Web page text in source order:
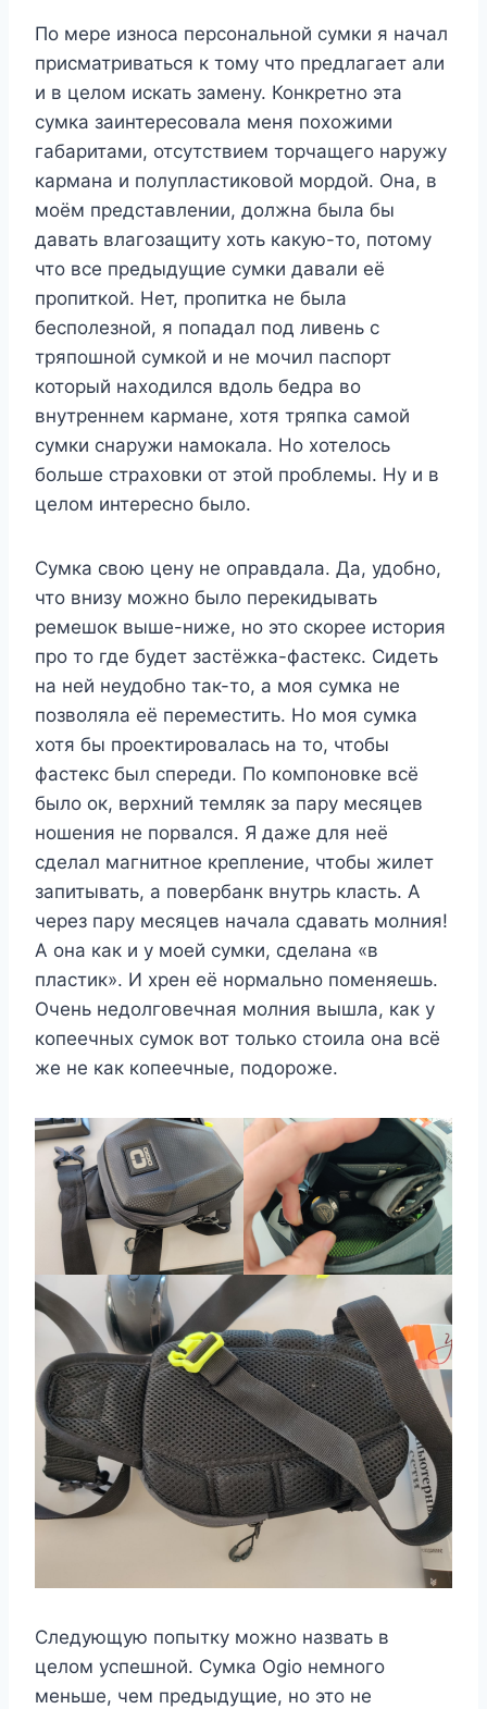
По мере износа персональной сумки я начал
присматриваться к тому что предлагает али
и в целом искать замену. Конкретно эта
сумка заинтересовала меня похожими
габаритами, отсутствием торчащего наружу
кармана и полупластиковой мордой. Она, в
моём представлении, должна была бы
давать влагозащиту хоть какую-то, потому
что все предыдущие сумки давали её
пропиткой. Нет, пропитка не была
бесполезной, я попадал под ливень с
тряпошной сумкой и не мочил паспорт
который находился вдоль бедра во
внутреннем кармане, хотя тряпка самой
сумки снаружи намокала. Но хотелось
больше страховки от этой проблемы. Ну и в
целом интересно было.
Сумка свою цену не оправдала. Да, удобно,
что внизу можно было перекидывать
ремешок выше-ниже, но это скорее история
про то где будет застёжка-фастекс. Сидеть
на ней неудобно так-то, а моя сумка не
позволяла её переместить. Но моя сумка
хотя бы проектировалась на то, чтобы
фастекс был спереди. По компоновке всё
было ок, верхний темляк за пару месяцев
ношения не порвался. Я даже для неё
сделал магнитное крепление, чтобы жилет
запитывать, а повербанк внутрь класть. А
через пару месяцев начала сдавать молния!
А она как и у моей сумки, сделана «в
пластик». И хрен её нормально поменяешь.
Очень недолговечная молния вышла, как у
копеечных сумок вот только стоила она всё
же не как копеечные, подороже.
Следующую попытку можно назвать в
целом успешной. Сумка Ogio немного
меньше, чем предыдущие, но это не